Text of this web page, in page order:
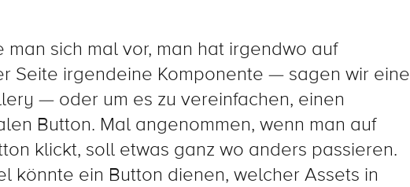
man sich mal vor, man hat irgendwo auf
Seite irgendeine Komponente — sagen wir eine
— oder um es zu vereinfachen, einen
Button. Mal angenommen, wenn man auf
klickt, soll etwas ganz wo anders passieren.
könnte ein Button dienen, welcher Assets in